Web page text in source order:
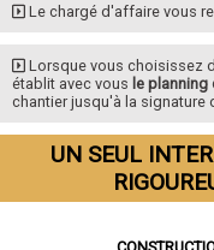
Le chargé d'affaire vous
Lorsque vous choisissez
établit avec vous le
chantier jusqu'à la signature
UN SEUL